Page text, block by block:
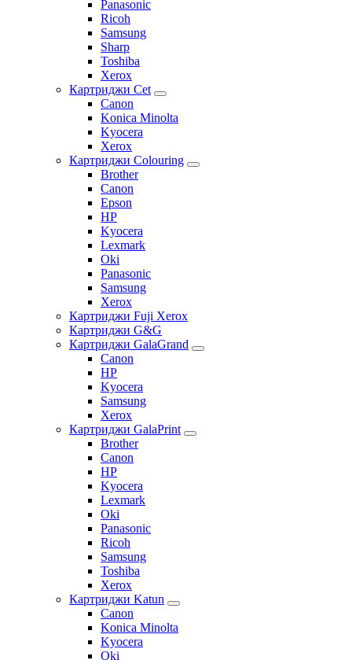
Panasonic
Ricoh
Samsung
Sharp
Toshiba
Xerox
Картриджи Cet
Canon
Konica Minolta
Kyocera
Xerox
Картриджи Colouring
Brother
Canon
Epson
HP
Kyocera
Lexmark
Oki
Panasonic
Samsung
Xerox
Картриджи Fuji Xerox
Картриджи G&G
Картриджи GalaGrand
Canon
HP
Kyocera
Samsung
Xerox
Картриджи GalaPrint
Brother
Canon
HP
Kyocera
Lexmark
Oki
Panasonic
Ricoh
Samsung
Toshiba
Xerox
Картриджи Katun
Canon
Konica Minolta
Kyocera
Oki